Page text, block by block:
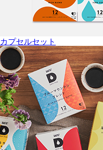
カプセルセット